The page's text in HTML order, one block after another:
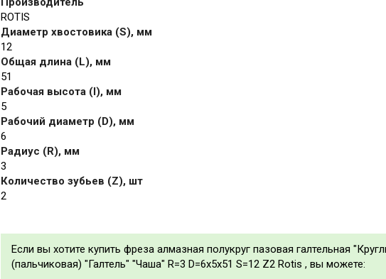
ROTIS
Диаметр хвостовика (S), мм
12
Общая длина (L), мм
51
Рабочая высота (I), мм
5
Рабочий диаметр (D), мм
6
Радиус (R), мм
3
Количество зубьев (Z), шт
2
Если вы хотите купить фреза алмазная полукруг пазовая галтельная
(пальчиковая) "Галтель" "Чаша" R=3 D=6х5x51 S=12 Z2 Rotis , вы можете: